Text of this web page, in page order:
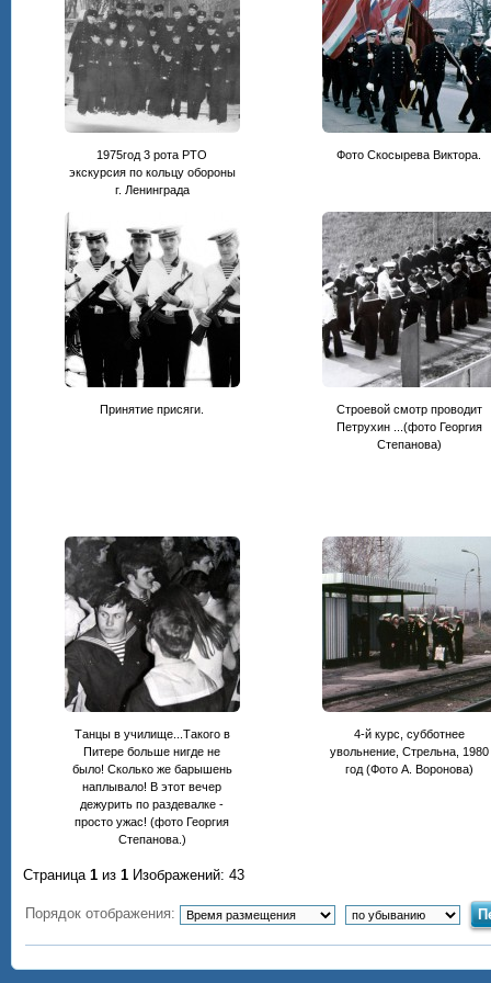
1975год 3 рота РТО
экскурсия по кольцу обороны
г. Ленинграда
Фото Скосырева Виктора.
Принятие присяги.
Строевой смотр проводит
Петрухин ...(фото Георгия
Степанова)
Танцы в училище...Такого в
Питере больше нигде не
было! Сколько же барышень
наплывало! В этот вечер
дежурить по раздевалке -
просто ужас! (фото Георгия
Степанова.)
4-й курс, субботнее
увольнение, Стрельна, 1980
год (Фото А. Воронова)
Страница 1 из 1 Изображений: 43
Порядок отображения: